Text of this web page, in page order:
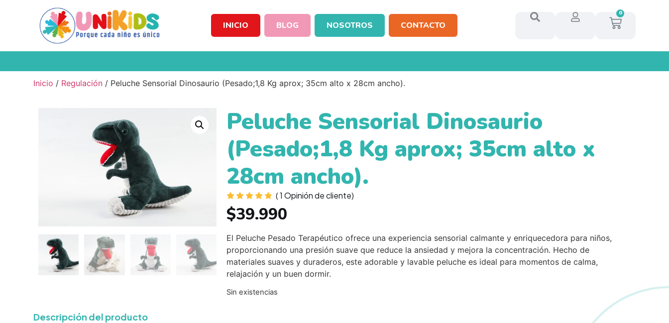
INICIO BLOG NOSOTROS CONTACTO
0
Inicio / Regulación / Peluche Sensorial Dinosaurio (Pesado;1,8 Kg aprox; 35cm alto x 28cm ancho).
Peluche Sensorial Dinosaurio
(Pesado;1,8 Kg aprox; 35cm alto x
28cm ancho).
(1 Opinión de cliente)
$39.990
El Peluche Pesado Terapéutico ofrece una experiencia sensorial calmante y enriquecedora para niños,
proporcionando una presión suave que reduce la ansiedad y mejora la concentración. Hecho de
materiales suaves y duraderos, este adorable y lavable peluche es ideal para momentos de calma,
relajación y un buen dormir.
Sin existencias
Descripción del producto